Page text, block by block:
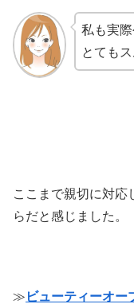
私も実
とても
ここまで親切に対応
らだと感じました。
≫ ビューティーオー